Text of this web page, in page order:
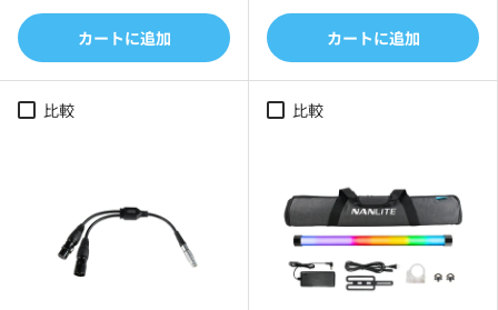
カートに追加 カートに追加
比較 比較